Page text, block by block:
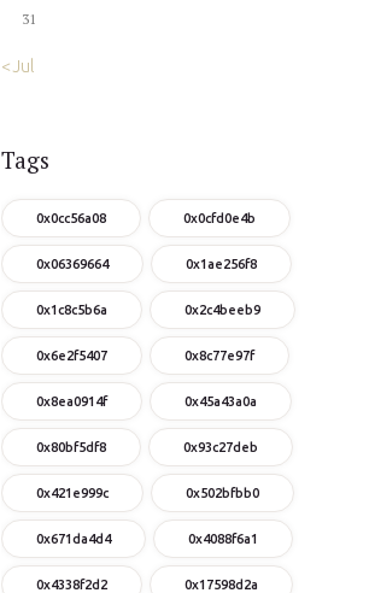
31
« Jul
Tags
0x0cc56a08 0x0cfd0e4b
0x06369664 0x1ae256f8
0x1c8c5b6a 0x2c4beeb9
0x6e2f5407 0x8c77e97f
0x8ea0914f 0x45a43a0a
0x80bf5df8 0x93c27deb
0x421e999c 0x502bfbb0
0x671da4d4 0x4088f6a1
0x4338f2d2 0x17598d2a